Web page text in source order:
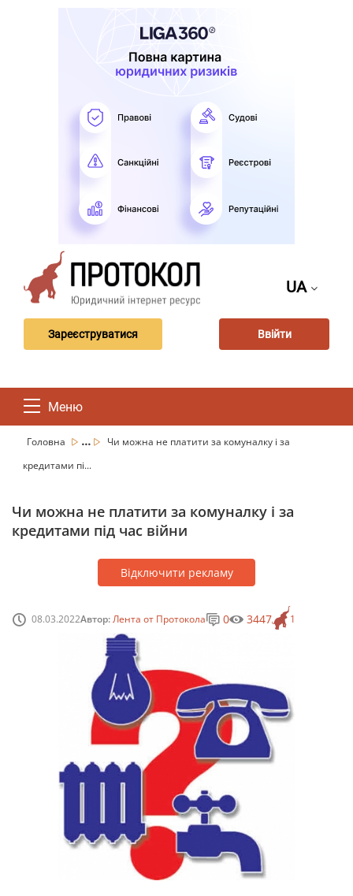
UA
Зареєструватися Ввійти
Меню
Головна ...
Чи можна не платити за комуналку і за
кредитами пі...
Чи можна не платити за комуналку і за
кредитами під час війни
Відключити рекламу
08.03.2022Автор:Лента от Протокола 1
0 3447